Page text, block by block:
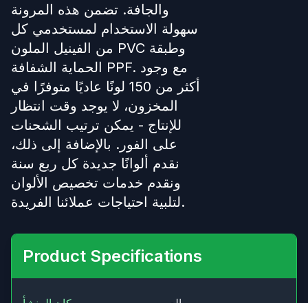
والجافة. تضمن هذه المرونة
سهولة الاستخدام لمستخدمي كل
من الفينيل الملون PVC وطبقة
الحماية الشفافة PPF. مع وجود
أكثر من 150 لونًا عاديًا متوفرًا في
المخزون، لا يوجد وقت انتظار
للإنتاج - يمكن ترتيب الشحنات
على الفور. بالإضافة إلى ذلك،
نقدم ألوانًا جديدة كل ربع سنة
ونقدم خدمات تخصيص الألوان
لتلبية احتياجات عملائنا الفريدة.
Product Specifications